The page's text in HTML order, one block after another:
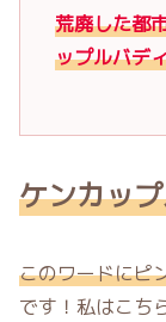
荒廃した都
ップルバデ
ケンカッ
このワードにピ
です！私はこち